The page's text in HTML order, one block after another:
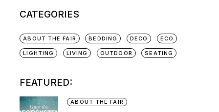
CATEGORIES
ABOUT THE FAIR BEDDING DECO ECO
LIGHTING LIVING OUTDOOR SEATING
FEATURED:
ABOUT THE FAIR